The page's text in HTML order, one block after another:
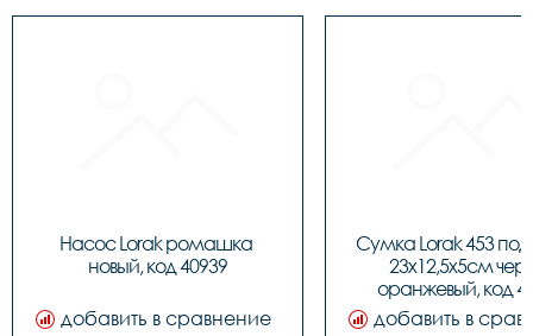
Насос Lorak ромашка
новый, код 40939
добавить в сравнение
Сумка Lorak 453
23х12,5х5см
оранжевый, код
добавить в